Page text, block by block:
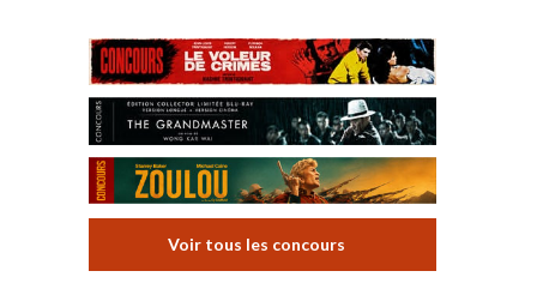
Voir tous les concours